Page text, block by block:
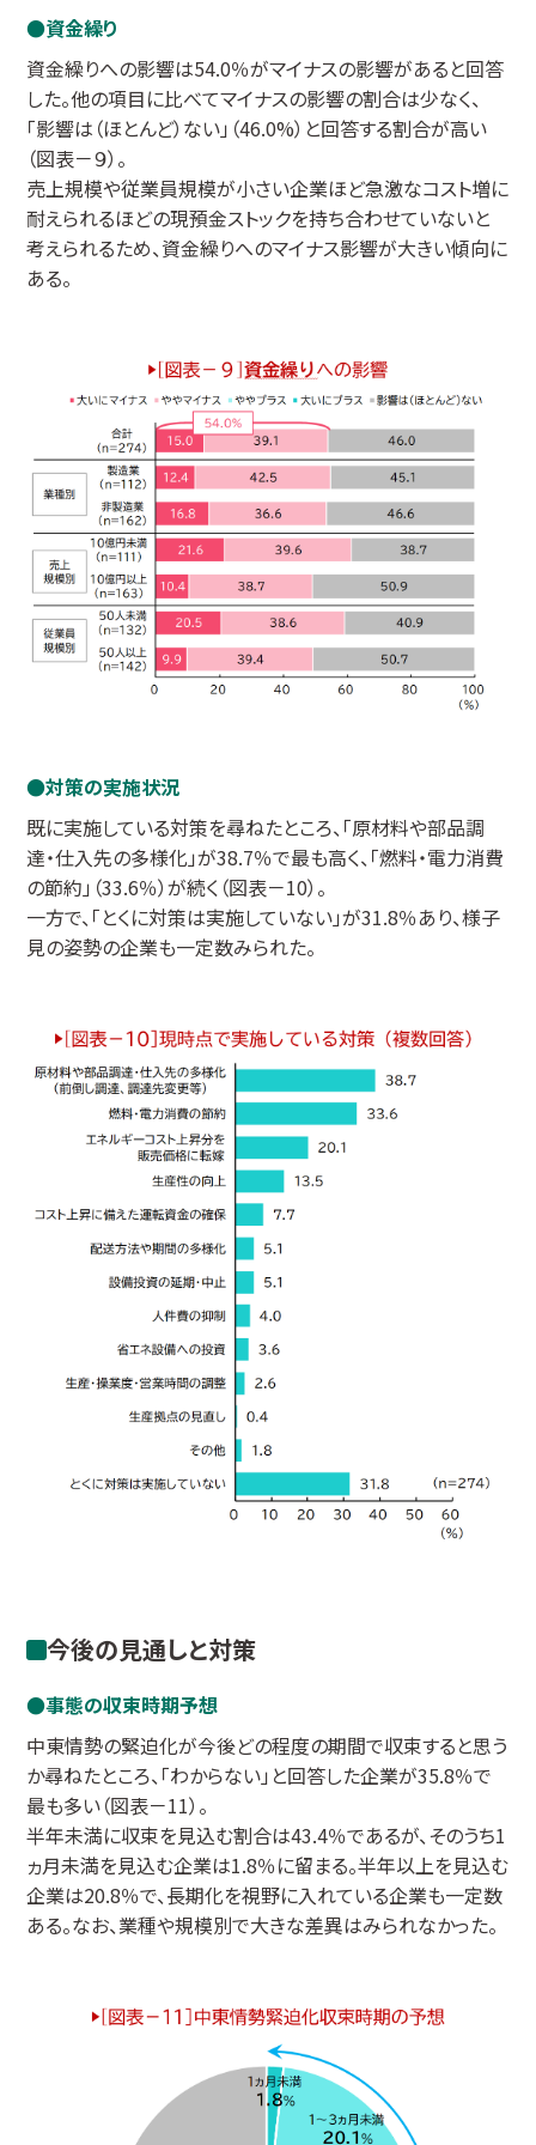
資金繰り
資金繰りへの影響は54.0％がマイナスの影響があると回答
した。他の項目に比べてマイナスの影響の割合は少なく、
「影響は（ほとんど）ない」（46.0%）と回答する割合が高い
（図表－９）。
売上規模や従業員規模が小さい企業ほど急激なコスト増に
耐えられるほどの現預金ストックを持ち合わせていないと
考えられるため、資金繰りへのマイナス影響が大きい傾向に
ある。
対策の実施状況
既に実施している対策を尋ねたところ、「原材料や部品調
達・仕入先の多様化」が38.7％で最も高く、「燃料・電力消費
の節約」（33.6％）が続く（図表－10）。
一方で、「とくに対策は実施していない」が31.8％あり、様子
見の姿勢の企業も一定数みられた。
今後の見通しと対策
事態の収束時期予想
中東情勢の緊迫化が今後どの程度の期間で収束すると思う
か尋ねたところ、「わからない」と回答した企業が35.8％で
最も多い（図表－11）。
半年未満に収束を見込む割合は43.4％であるが、そのうち1
ヵ月未満を見込む企業は1.8％に留まる。半年以上を見込む
企業は20.8％で、長期化を視野に入れている企業も一定数
ある。なお、業種や規模別で大きな差異はみられなかった。